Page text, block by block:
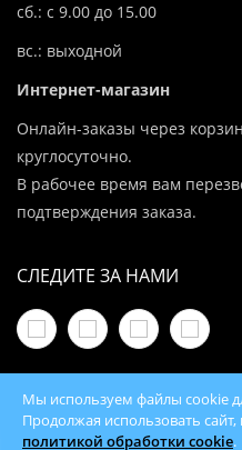
сб.: с 9.00 до 15.00
вс.: выходной
Интернет-магазин
Онлайн-заказы через
круглосуточно.
В рабочее время вам
подтверждения заказа.
СЛЕДИТЕ ЗА НАМИ
Мы используем файлы cookie
Продолжая использовать
политикой обработки cookie.